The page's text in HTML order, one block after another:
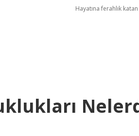
Hayatına ferahlık